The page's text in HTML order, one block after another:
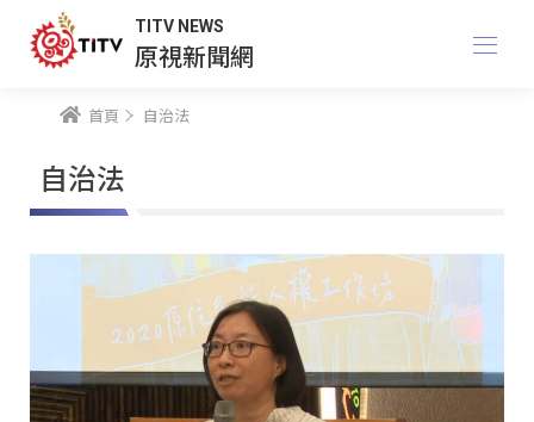
TITV NEWS
原視新聞網
首頁 自治法
自治法